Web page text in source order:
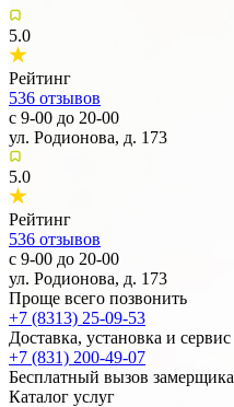
5.0
Рейтинг
536 отзывов
с 9-00 до 20-00
ул. Родионова, д. 173
5.0
Рейтинг
536 отзывов
с 9-00 до 20-00
ул. Родионова, д. 173
Проще всего позвонить
+7 (8313) 25-09-53
Доставка, установка и сервис
+7 (831) 200-49-07
Бесплатный вызов замерщика
Каталог услуг